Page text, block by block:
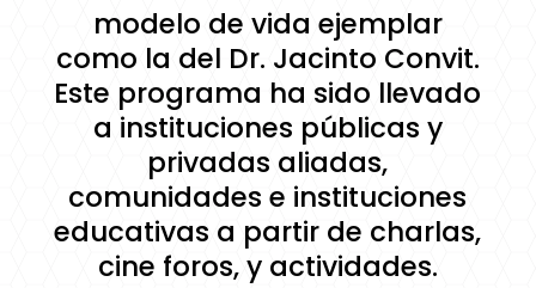
modelo de vida ejemplar
como la del Dr. Jacinto Convit.
Este programa ha sido llevado
a instituciones públicas y
privadas aliadas,
comunidades e instituciones
educativas a partir de charlas,
cine foros, y actividades.